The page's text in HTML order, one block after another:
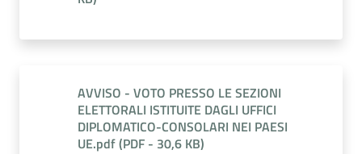
AVVISO - VOTO PRESSO LE SEZIONI
ELETTORALI ISTITUITE DAGLI UFFICI
DIPLOMATICO-CONSOLARI NEI PAESI
UE.pdf(PDF - 30,6 KB)